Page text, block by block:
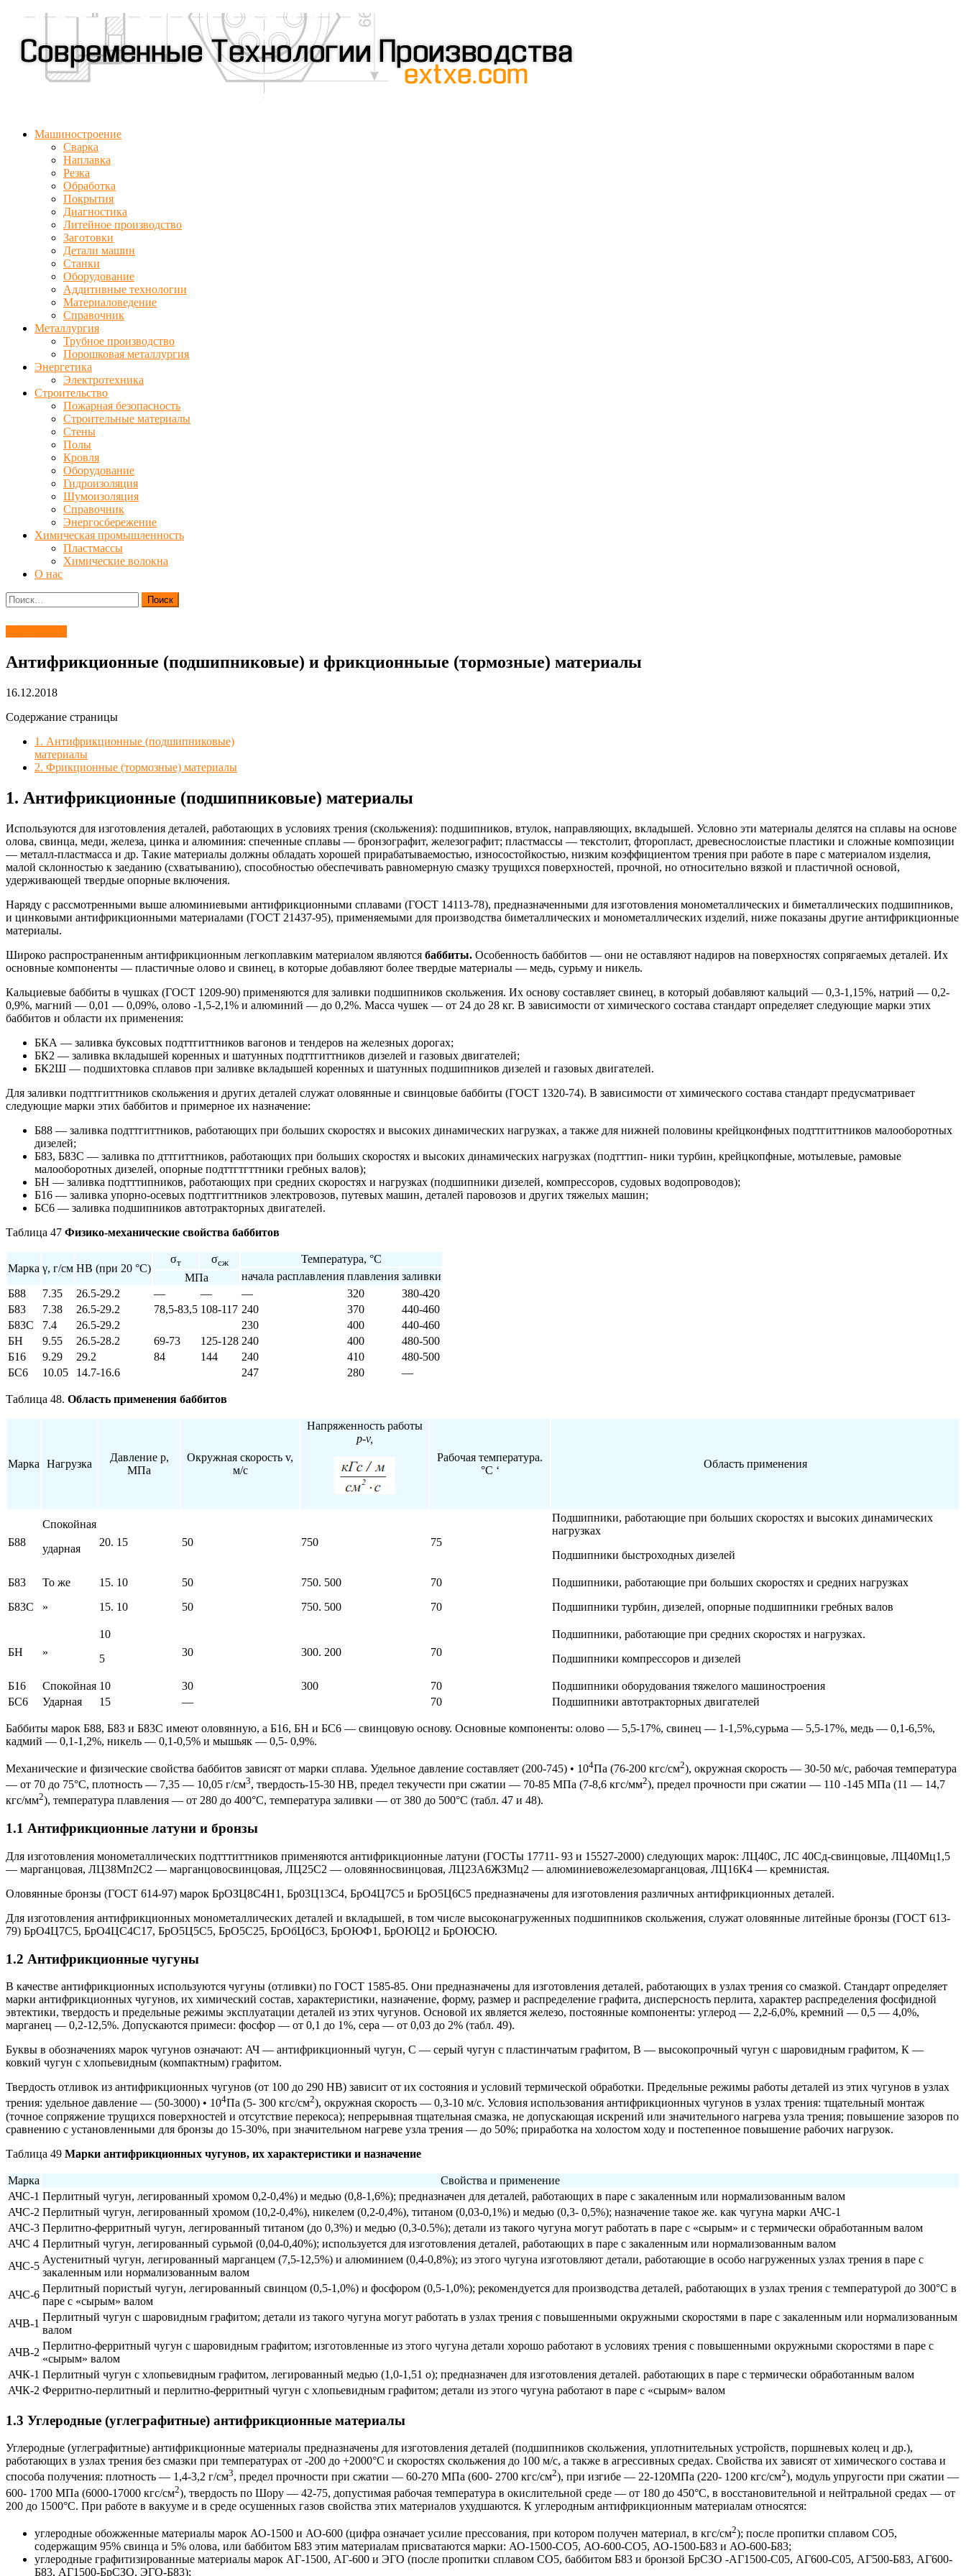
Машиностроение
Сварка
Наплавка
Резка
Обработка
Покрытия
Диагностика
Литейное производство
Заготовки
Детали машин
Станки
Оборудование
Аддитивные технологии
Материаловедение
Справочник
Металлургия
Трубное производство
Порошковая металлургия
Энергетика
Электротехника
Строительство
Пожарная безопасность
Строительные материалы
Стены
Полы
Кровля
Оборудование
Гидроизоляция
Шумоизоляция
Справочник
Энергосбережение
Химическая промышленность
Пластмассы
Химические волокна
О нас
Найти:
Антифрикционные (подшипниковые) и фрикционныые (тормозные) материалы
16.12.2018
Содержание страницы
1. Антифрикционные (подшипниковые)
материалы
2. Фрикционные (тормозные) материалы
1. Антифрикционные (подшипниковые) материалы
Используются для изготовления деталей, работающих в условиях трения (скольжения): подшипников, втулок, направляющих, вкладышей. Условно эти материалы делятся на сплавы на основе
олова, свинца, меди, железа, цинка и алюминия: спеченные сплавы — бронзографит, железографит; пластмассы — текстолит, фторопласт, древеснослоистые пластики и сложные композиции
— металл-пластмасса и др. Такие материалы должны обладать хорошей прирабатываемостью, износостойкостью, низким коэффициентом трения при работе в паре с материалом изделия,
малой склонностью к заеданию (схватыванию), способностью обеспечивать равномерную смазку трущихся поверхностей, прочной, но относительно вязкой и пластичной основой,
удерживающей твердые опорные включения.
Наряду с рассмотренными выше алюминиевыми антифрикционными сплавами (ГОСТ 14113-78), предназначенными для изготовления монометаллических и биметаллических подшипников,
и цинковыми антифрикционными материалами (ГОСТ 21437-95), применяемыми для производства биметаллических и монометаллических изделий, ниже показаны другие антифрикционные
материалы.
Широко распространенным антифрикционным легкоплавким материалом являются баббиты. Особенность баббитов — они не оставляют надиров на поверхностях сопрягаемых деталей. Их
основные компоненты — пластичные олово и свинец, в которые добавляют более твердые материалы — медь, сурьму и никель.
Кальциевые баббиты в чушках (ГОСТ 1209-90) применяются для заливки подшипников скольжения. Их основу составляет свинец, в который добавляют кальций — 0,3-1,15%, натрий — 0,2-
0,9%, магний — 0,01 — 0,09%, олово -1,5-2,1% и алюминий — до 0,2%. Масса чушек — от 24 до 28 кг. В зависимости от химического состава стандарт определяет следующие марки этих
баббитов и области их применения:
БКА — заливка буксовых подттгиттников вагонов и тендеров на железных дорогах;
БК2 — заливка вкладышей коренных и шатунных подттгиттников дизелей и газовых двигателей;
БК2Ш — подшихтовка сплавов при заливке вкладышей коренных и шатунных подшипников дизелей и газовых двигателей.
Для заливки подттгиттников скольжения и других деталей служат оловянные и свинцовые баббиты (ГОСТ 1320-74). В зависимости от химического состава стандарт предусматривает
следующие марки этих баббитов и примерное их назначение:
Б88 — заливка подттгиттников, работающих при больших скоростях и высоких динамических нагрузках, а также для нижней половины крейцконфных подттгиттников малооборотных
дизелей;
Б83, Б83С — заливка по дттгиттников, работающих при больших скоростях и высоких динамических нагрузках (подтттип- ники турбин, крейцкопфные, мотылевые, рамовые
малооборотных дизелей, опорные подттгтгттники гребных валов);
БН — заливка подтттипников, работающих при средних скоростях и нагрузках (подшипники дизелей, компрессоров, судовых водопроводов);
Б16 — заливка упорно-осевых подттгиттников электровозов, путевых машин, деталей паровозов и других тяжелых машин;
БС6 — заливка подшипников автотракторных двигателей.
Таблица 47 Физико-механические свойства баббитов
Марка γ, г/см НВ (при 20 °C)
σт σсж
Температура, °C
начала расплавления плавления заливки
МПа
Б88
7.35 26.5-29.2 — — — 320
380-420
Б83
7.38 26.5-29.2 78,5-83,5 108-117 240 370
440-460
Б83С
7.4 26.5-29.2 230 400
440-460
БН
9.55 26.5-28.2 69-73 125-128 240 400
480-500
Б16
9.29 29.2 84 144 240 410
480-500
БС6
10.05 14.7-16.6 247 280 —
Таблица 48. Область применения баббитов
Марка Нагрузка
Давление р,
МПа
Окружная скорость v,
м/с
Напряженность работы
p-v,
Рабочая температура.
°C ‘
Область применения
Б88
Спокойная
ударная
20. 15 50 750 75
Подшипники, работающие при больших скоростях и высоких динамических
нагрузках
Подшипники быстроходных дизелей
Б83
Б83С
То же
»
15. 10
15. 10
50
50
750. 500
750. 500
70
70
Подшипники, работающие при больших скоростях и средних нагрузках
Подшипники турбин, дизелей, опорные подшипники гребных валов
БН »
10
5
30 300. 200 70
Подшипники, работающие при средних скоростях и нагрузках.
Подшипники компрессоров и дизелей
Б16 Спокойная 10 30 300 70
Подшипники оборудования тяжелого машиностроения
БС6
Ударная 15 — 70 Подшипники автотракторных двигателей
Баббиты марок Б88, Б83 и Б83С имеют оловянную, а Б16, БН и БС6 — свинцовую основу. Основные компоненты: олово — 5,5-17%, свинец — 1-1,5%,сурьма — 5,5-17%, медь — 0,1-6,5%,
кадмий — 0,1-1,2%, никель — 0,1-0,5% и мышьяк — 0,5- 0,9%.
Механические и физические свойства баббитов зависят от марки сплава. Удельное давление составляет (200-745) • 104Па (76-200 кгс/см2), окружная скорость — 30-50 м/с, рабочая температура
— от 70 до 75°С, плотность — 7,35 — 10,05 г/см3, твердость-15-30 НВ, предел текучести при сжатии — 70-85 МПа (7-8,6 кгс/мм2), предел прочности при сжатии — 110 -145 МПа (11 — 14,7
кгс/мм2), температура плавления — от 280 до 400°С, температура заливки — от 380 до 500°С (табл. 47 и 48).
1.1 Антифрикционные латуни и бронзы
Для изготовления монометаллических подтттиттников применяются антифрикционные латуни (ГОСТы 17711- 93 и 15527-2000) следующих марок: ЛЦ40С, ЛС 40Сд-свинцовые, ЛЦ40Мц1,5
— марганцовая, ЛЦ38Мп2С2 — марганцовосвинцовая, ЛЦ25С2 — оловянносвинцовая, ЛЦ23А6ЖЗМц2 — алюминиевожелезомарганцовая, ЛЦ16К4 — кремнистая.
Оловянные бронзы (ГОСТ 614-97) марок БрОЗЦ8С4Н1, Бр03Ц13С4, БрО4Ц7С5 и БрО5Ц6С5 предназначены для изготовления различных антифрикционных деталей.
Для изготовления антифрикционных монометаллических деталей и вкладышей, в том числе высоконагруженных подшипников скольжения, служат оловянные литейные бронзы (ГОСТ 613-
79) БрО4Ц7С5, БрО4ЦС4С17, БрО5Ц5С5, БрО5С25, БрОбЦбСЗ, БрОЮФ1, БрОЮЦ2 и БрОЮСЮ.
1.2 Антифрикционные чугуны
В качестве антифрикционных используются чугуны (отливки) по ГОСТ 1585-85. Они предназначены для изготовления деталей, работающих в узлах трения со смазкой. Стандарт определяет
марки антифрикционных чугунов, их химический состав, характеристики, назначение, форму, размер и распределение графита, дисперсность перлита, характер распределения фосфидной
эвтектики, твердость и предельные режимы эксплуатации деталей из этих чугунов. Основой их является железо, постоянные компоненты: углерод — 2,2-6,0%, кремний — 0,5 — 4,0%,
марганец — 0,2-12,5%. Допускаются примеси: фосфор — от 0,1 до 1%, сера — от 0,03 до 2% (табл. 49).
Буквы в обозначениях марок чугунов означают: АЧ — антифрикционный чугун, С — серый чугун с пластинчатым графитом, В — высокопрочный чугун с шаровидным графитом, К —
ковкий чугун с хлопьевидным (компактным) графитом.
Твердость отливок из антифрикционных чугунов (от 100 до 290 НВ) зависит от их состояния и условий термической обработки. Предельные режимы работы деталей из этих чугунов в узлах
трения: удельное давление — (50-3000) • 104Па (5- 300 кгс/см2), окружная скорость — 0,3-10 м/с. Условия использования антифрикционных чугунов в узлах трения: тщательный монтаж
(точное сопряжение трущихся поверхностей и отсутствие перекоса); непрерывная тщательная смазка, не допускающая искрений или значительного нагрева узла трения; повышение зазоров по
сравнению с установленными для бронзы до 15-30%, при значительном нагреве узла трения — до 50%; приработка на холостом ходу и постепенное повышение рабочих нагрузок.
Таблица 49 Марки антифрикционных чугунов, их характеристики и назначение
Марка
Свойства и применение
АЧС-1 Перлитный чугун, легированный хромом 0,2-0,4%) и медью (0,8-1,6%); предназначен для деталей, работающих в паре с закаленным или нормализованным валом
АЧС-2 Перлитный чугун, легированный хромом (10,2-0,4%), никелем (0,2-0,4%), титаном (0,03-0,1%) и медью (0,3- 0,5%); назначение такое же. как чугуна марки АЧС-1
АЧС-3 Перлитно-ферритный чугун, легированный титаном (до 0,3%) и медью (0,3-0.5%); детали из такого чугуна могут работать в паре с «сырым» и с термически обработанным валом
АЧС 4 Перлитный чугун, легированный сурьмой (0,04-0,40%); используется для изготовления деталей, работающих в паре с закаленным или нормализованным валом
АЧС-5
Аустенитный чугун, легированный марганцем (7,5-12,5%) и алюминием (0,4-0,8%); из этого чугуна изготовляют детали, работающие в особо нагруженных узлах трения в паре с
закаленным или нормализованным валом
АЧС-6
Перлитный пористый чугун, легированный свинцом (0,5-1,0%) и фосфором (0,5-1,0%); рекомендуется для производства деталей, работающих в узлах трения с температурой до 300°С в
паре с «сырым» валом
АЧВ-1
Перлитный чугун с шаровидным графитом; детали из такого чугуна могут работать в узлах трения с повышенными окружными скоростями в паре с закаленным или нормализованным
валом
АЧВ-2
Перлитно-ферритный чугун с шаровидным графитом; изготовленные из этого чугуна детали хорошо работают в условиях трения с повышенными окружными скоростями в паре с
«сырым» валом
АЧК-1 Перлитный чугун с хлопьевидным графитом, легированный медью (1,0-1,51 о); предназначен для изготовления деталей. работающих в паре с термически обработанным валом
АЧК-2 Ферритно-перлитный и перлитно-ферритный чугун с хлопьевидным графитом; детали из этого чугуна работают в паре с «сырым» валом
1.3 Углеродные (углеграфитные) антифрикционные материалы
Углеродные (углеграфитные) антифрикционные материалы предназначены для изготовления деталей (подшипников скольжения, уплотнительных устройств, поршневых колец и др.),
работающих в узлах трения без смазки при температурах от -200 до +2000°С и скоростях скольжения до 100 м/с, а также в агрессивных средах. Свойства их зависят от химического состава и
способа получения: плотность — 1,4-3,2 г/см3, предел прочности при сжатии — 60-270 МПа (600- 2700 кгс/см2), при изгибе — 22-120МПа (220- 1200 кгс/см2), модуль упругости при сжатии —
600- 1700 МПа (6000-17000 кгс/см2), твердость по Шору — 42-75, допустимая рабочая температура в окислительной среде — от 180 до 450°С, в восстановительной и нейтральной средах — от
200 до 1500°С. При работе в вакууме и в среде осушенных газов свойства этих материалов ухудшаются. К углеродным антифрикционным материалам относятся:
углеродные обожженные материалы марок АО-1500 и АО-600 (цифра означает усилие прессования, при котором получен материал, в кгс/см2); после пропитки сплавом СО5,
содержащим 95% свинца и 5% олова, или баббитом Б83 этим материалам присватаются марки: АО-1500-СО5, АО-600-СО5, АО-1500-Б83 и АО-600-Б83;
углеродные графитизированные материалы марок АГ-1500, АГ-600 и ЭГО (после пропитки сплавом СО5, баббитом Б83 и бронзой БрСЗО -АГ1500-С05, АГ600-С05, АГ500-Б83, АГ600-
Б83, АГ1500-БрСЗО, ЭГО-Б83);